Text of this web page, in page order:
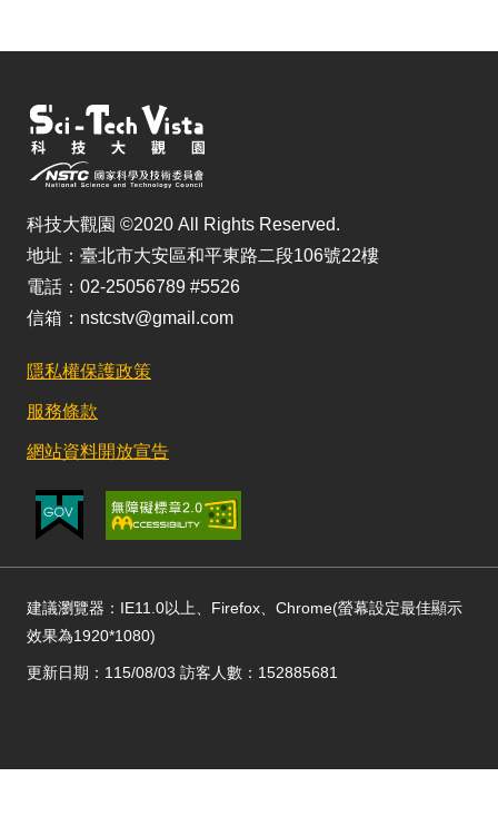
科技大觀園 ©2020 All Rights Reserved.
地址：臺北市大安區和平東路二段106號22樓
電話：02-25056789 #5526
信箱：nstcstv@gmail.com
隱私權保護政策
服務條款
網站資料開放宣告
建議瀏覽器：IE11.0以上、Firefox、Chrome(螢幕設定最佳顯示
效果為1920*1080)
更新日期：115/08/03 訪客人數：152885681